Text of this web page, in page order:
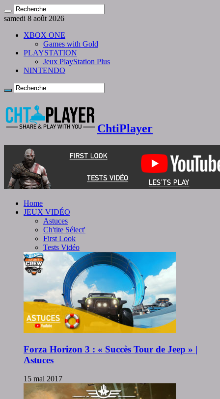
samedi 8 août 2026
XBOX ONE
Games with Gold
PLAYSTATION
Jeux PlayStation Plus
NINTENDO
ChtiPlayer
Home
JEUX VIDÉO
Astuces
Ch'tite Sélect'
First Look
Tests Vidéo
Forza Horizon 3 : « Succès Tour de Jeep » |
Astuces
15 mai 2017